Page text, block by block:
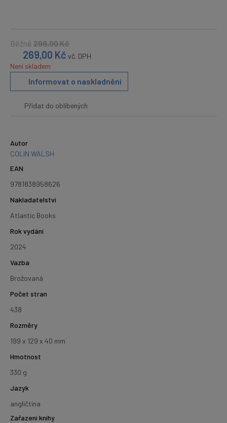
Běžně 299,00Kč
269,00 Kč vč. DPH
Není skladem
Informovat o naskladnění
Přidat do oblíbených
Autor
COLIN WALSH
EAN
9781838958626
Nakladatelství
Atlantic Books
Rok vydání
2024
Vazba
Brožovaná
Počet stran
438
Rozměry
199 x 129 x 40 mm
Hmotnost
330 g
Jazyk
angličtina
Zařazení knihy